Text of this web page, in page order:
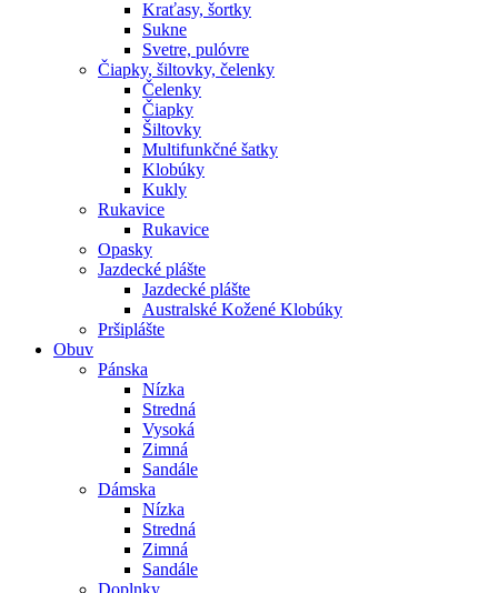
Kraťasy, šortky
Sukne
Svetre, pulóvre
Čiapky, šiltovky, čelenky
Čelenky
Čiapky
Šiltovky
Multifunkčné šatky
Klobúky
Kukly
Rukavice
Rukavice
Opasky
Jazdecké plášte
Jazdecké plášte
Australské Kožené Klobúky
Pršiplášte
Obuv
Pánska
Nízka
Stredná
Vysoká
Zimná
Sandále
Dámska
Nízka
Stredná
Zimná
Sandále
Doplnky